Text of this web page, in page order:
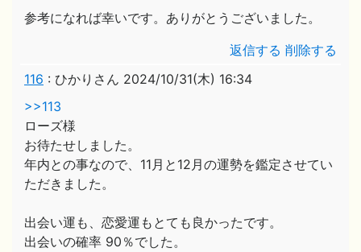
参考になれば幸いです。ありがとうございました。
返信する 削除する
116 : ひかりさん 2024/10/31(木) 16:34
>>113
ローズ様
お待たせしました。
年内との事なので、11月と12月の運勢を鑑定させてい
ただきました。
出会い運も、恋愛運もとても良かったです。
出会いの確率 90％でした。